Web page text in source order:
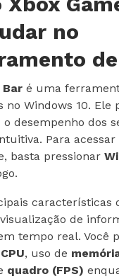
no
Bar é uma
no Windows 10. Ele
desempenho dos
Para acessar
basta pressionar
características
de
tempo real. Você
, uso de
quadro (FPS)